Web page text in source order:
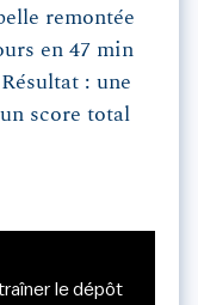
remontée
en 47 min
: une
score total
le dépôt